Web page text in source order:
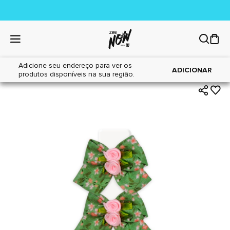
Adicione seu endereço para ver os
produtos disponíveis na sua região.
ADICIONAR
Home|Cães|Acessórios